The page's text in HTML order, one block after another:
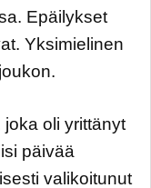
Epäilykset
Yksimielinen
oli yrittänyt
päivää
valikoitunut